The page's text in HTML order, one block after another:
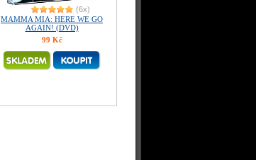
(6x)
MAMMA MIA: HERE WE GO
AGAIN! (DVD)
99 Kč